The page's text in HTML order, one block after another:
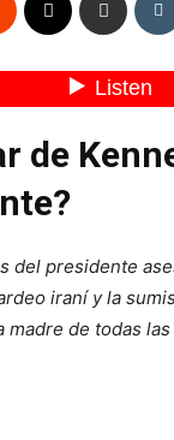
de
del presidente
iraní y la
de todas